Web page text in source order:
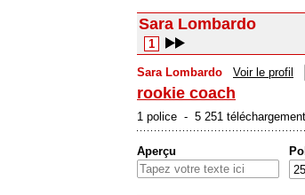
Sara Lombardo
1
Sara Lombardo Voir le profil
rookie coach
1 police - 5 251
Aperçu